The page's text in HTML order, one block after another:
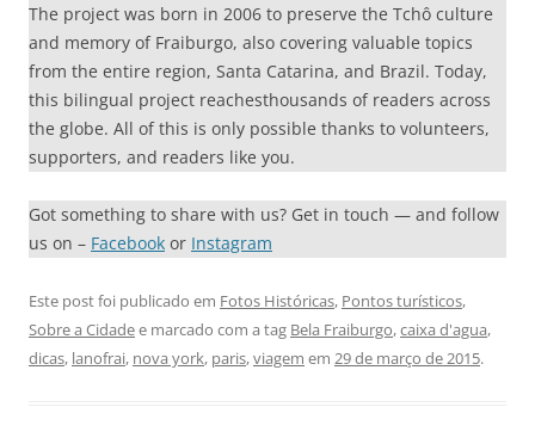
The project was born in 2006 to preserve the Tchô culture
and memory of Fraiburgo, also covering valuable topics
from the entire region, Santa Catarina, and Brazil. Today,
this bilingual project reachesthousands of readers across
the globe. All of this is only possible thanks to volunteers,
supporters, and readers like you.
Got something to share with us? Get in touch — and follow
us on – Facebook or Instagram
Este post foi publicado em Fotos Históricas, Pontos turísticos,
Sobre a Cidadee marcado com a tag Bela Fraiburgo,caixa d'agua,
dicas, lanofrai, nova york, paris,viagem em 29 de março de 2015.